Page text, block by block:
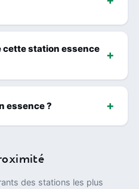
cette station essence
essence ?
des stations les plus